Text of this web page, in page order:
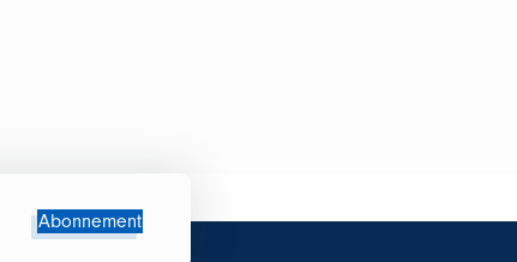
Abonnement